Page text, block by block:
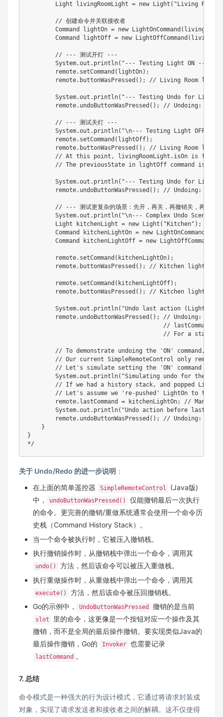
Light livingRoomLight = new Light("Living
        // 创建命令并关联接收者
Command lightOn = new
Command lightOff = new
        // --- 测试开灯 ---
        System.out.println("--- Testing Light ON ---");
        remote.setCommand(lightOn);
remote.buttonWasPressed(); // Living Room light
System.out.println("--- Testing Undo for Light
remote.undoButtonWasPressed(); // Undoing:
        // --- 测试关灯 ---
System.out.println("\n--- Testing Light OFF ---
        remote.setCommand(lightOff);
remote.buttonWasPressed(); // Living Room light
        // At this point, livingRoomLight.isOn is false.
// The previousState in lightOff command is
System.out.println("--- Testing Undo for Light
remote.undoButtonWasPressed(); // Undoing:
// --- 测试更复杂的场景：先开，再关，再撤销关，再撤销
System.out.println("\n--- Complex Undo Scenario
        Light kitchenLight = new Light("Kitchen");
Command kitchenLightOn = new
Command kitchenLightOff = new
        remote.setCommand(kitchenLightOn);
remote.buttonWasPressed(); // Kitchen light is
        remote.setCommand(kitchenLightOff);
remote.buttonWasPressed(); // Kitchen light is
System.out.println("Undo last action (Light OFF
remote.undoButtonWasPressed(); // Undoing:
// lastCommand
// For a stack-
// To demonstrate undoing the 'ON' command,
// Our current SimpleRemoteControl only
// Let's simulate setting the 'ON' command
System.out.println("Simulating undo for the
// If we had a history stack, and popped
// Let's assume we 're-pushed' LightOn to the
remote.lastCommand = kitchenLightOn; //
System.out.println("Undo action before last
remote.undoButtonWasPressed(); // Undoing:
    }
}
*/
关于 Undo/Redo 的进一步说明 ：
在上面的简单遥控器
SimpleRemoteControl
(Java版)
中，
undoButtonWasPressed()
仅能撤销最后一次执行
的命令。更完善的撤销/重做系统通常会使用一个命令历
史栈（Command History Stack）。
当一个命令被执行时，它被压入撤销栈。
执行撤销操作时，从撤销栈中弹出一个命令，调用其
undo()
方法，然后该命令可以被压入重做栈。
执行重做操作时，从重做栈中弹出一个命令，调用其
execute()
方法，然后该命令被压回撤销栈。
Go的示例中，
UndoButtonWasPressed 撤销的是当前
slot
里的命令，这更像是一个按钮对应一个操作及其
撤销，而不是全局的最后操作撤销。要实现类似Java的
最后操作撤销，Go的
Invoker 也需要记录
lastCommand 。
7. 总结
命令模式是一种强大的行为设计模式，它通过将请求封装成
对象，实现了请求发送者和接收者之间的解耦。这不仅使得